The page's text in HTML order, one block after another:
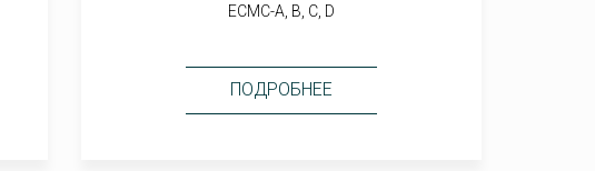
ECMC-A, B, C, D
ПОДРОБНЕЕ